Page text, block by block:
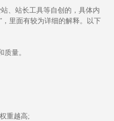
、站长工具等自创的，具体内
里面有较为详细的解释。以下
量。
重越高;